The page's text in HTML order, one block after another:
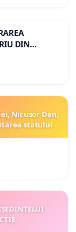
DIN
Nicușor Dan,
statului